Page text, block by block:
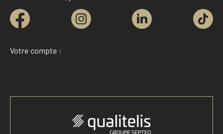
Votre compte :
Accéder à mon compte